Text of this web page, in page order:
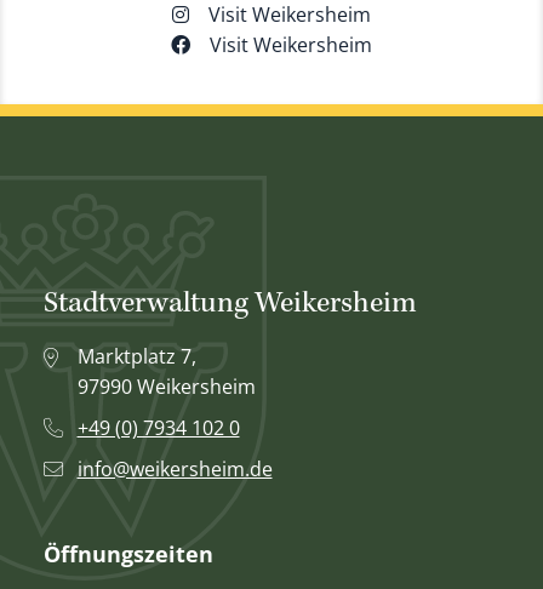
Visit Weikersheim
Visit Weikersheim
Stadtverwaltung Weikersheim
Marktplatz 7,
97990 Weikersheim
+49 (0) 7934 102 0
info@weikersheim.de
Öffnungszeiten